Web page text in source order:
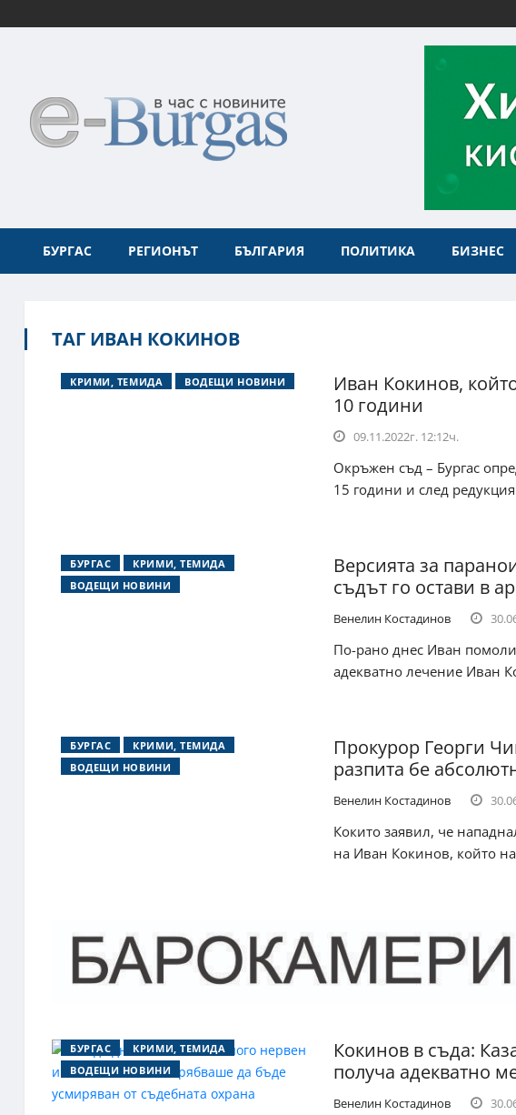
БУРГАС РЕГИОНЪТ БЪЛГАРИЯ ПОЛИТИКА БИЗНЕС
ТАГ ИВАН КОКИНОВ
КРИМИ, ТЕМИДА ВОДЕЩИ НОВИНИ
Иван Кокинов,
10 години
09.11.2022г. 12:12ч.
Окръжен съд – Бургас
15 години и след
БУРГАС
КРИМИ, ТЕМИДА
ВОДЕЩИ НОВИНИ
Версията за
съдът го остави в
Венелин Костадинов
По-рано днес Иван
адекватно лечение Иван
БУРГАС
КРИМИ, ТЕМИДА
ВОДЕЩИ НОВИНИ
Прокурор Георги
разпита бе
Венелин Костадинов
Кокито заявил, че
на Иван Кокинов, който
БУРГАС
КРИМИ, ТЕМИДА
ВОДЕЩИ НОВИНИ
Кокинов в съда:
получа адекватно
Венелин Костадинов